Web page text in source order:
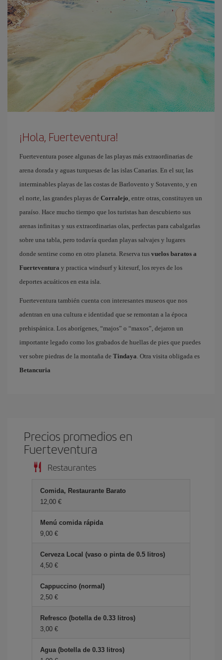
¡Hola, Fuerteventura!
Fuerteventura posee algunas de las playas más extraordinarias de
arena dorada y aguas turquesas de las islas Canarias. En el sur, las
interminables playas de las costas de Barlovento y Sotavento, y en
el norte, las grandes playas de Corralejo , entre otras, constituyen un
paraíso. Hace mucho tiempo que los turistas han descubierto sus
arenas infinitas y sus extraordinarias olas, perfectas para cabalgarlas
sobre una tabla, pero todavía quedan playas salvajes y lugares
donde sentirse como en otro planeta. Reserva tus vuelos baratos a
Fuerteventura y practica windsurf y kitesurf, los reyes de los
deportes acuáticos en esta isla.
Fuerteventura también cuenta con interesantes museos que nos
adentran en una cultura e identidad que se remontan a la época
prehispánica. Los aborígenes, “majos” o “maxos”, dejaron un
importante legado como los grabados de huellas de pies que puedes
ver sobre piedras de la montaña de Tindaya . Otra visita obligada es
Betancuria
Precios promedios en
Fuerteventura
Restaurantes
Comida, Restaurante Barato
12,00
Menú comida rápida
9,00
Cerveza Local (vaso o pinta de 0.5 litros)
4,50
Cappuccino (normal)
2,50
Refresco (botella de 0.33 litros)
3,00
Agua (botella de 0.33 litros)